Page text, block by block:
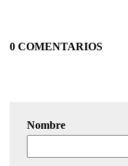
0 COMENTARIOS
Nombre